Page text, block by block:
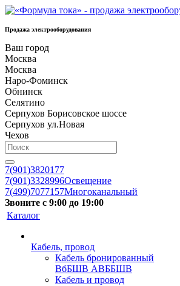
Продажа электрооборудования
Ваш город
Москва
Москва
Наро-Фоминск
Обнинск
Селятино
Серпухов Борисовское шоссе
Серпухов ул.Новая
Чехов
7(901)3820177
7(901)3328996Освещение
7(499)7077157Многоканальный
Звоните с 9:00 до 19:00
Каталог
Кабель, провод
Кабель бронированный
ВбБШВ АВББШВ
Кабель и провод